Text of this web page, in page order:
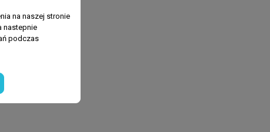
na naszej stronie
nastepnie
podczas